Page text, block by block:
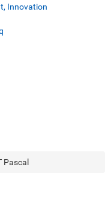
Innovation
Pascal